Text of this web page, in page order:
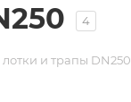
4
и трапы DN250